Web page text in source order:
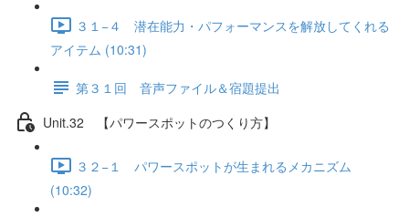
３１−４ 潜在能力・パフォーマンスを解放してくれる
アイテム (10:31)
第３１回 音声ファイル＆宿題提出
Unit.32 【パワースポットのつくり方】
３２−１ パワースポットが生まれるメカニズム
(10:32)